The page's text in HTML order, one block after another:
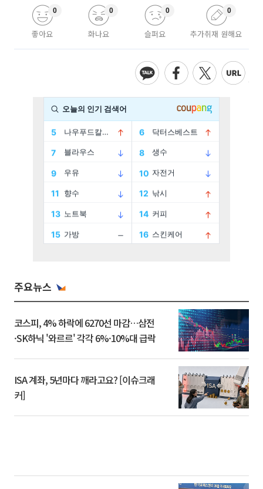
좋아요
0
화나요
0
슬퍼요
0
추가취재 원해요
0
주요뉴스
코스피, 4% 하락에 6270선 마감…삼전
·SK하닉 '와르르' 각각 6%·10%대 급락
ISA 계좌, 5년마다 깨라고요? [이슈크래
커]